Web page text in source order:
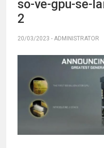
so-ve-gpu-se-
2
20/03/2023 - ADMINISTRATOR